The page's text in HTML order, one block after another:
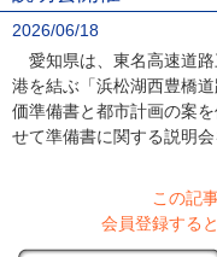
2026/06/18
愛知県は、東名高速道
港を結ぶ「浜松湖西豊橋
価準備書と都市計画の案
せて準備書に関する説明
この記
会員登録する